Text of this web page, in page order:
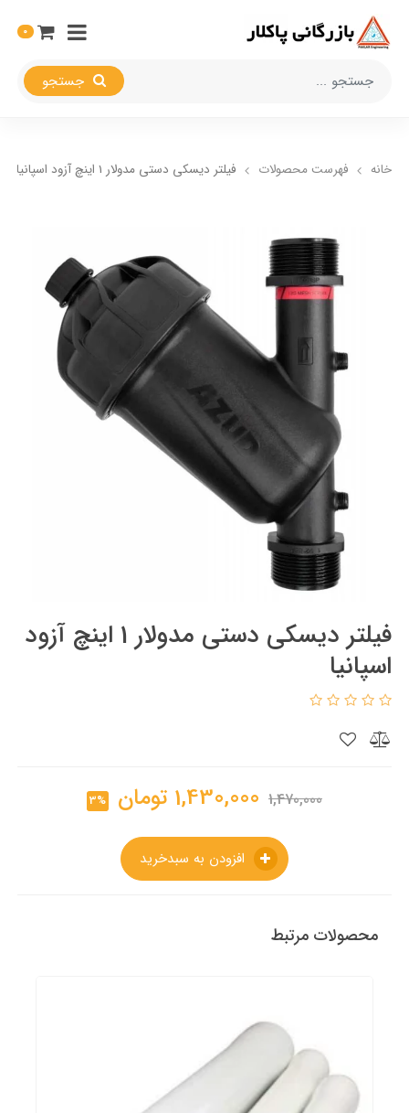
0
خانه فهرست محصولات فیلتر دیسکی دستی مدولار 1 اینچ آزود اسپانیا
فیلتر دیسکی دستی مدولار 1 اینچ آزود
اسپانیا
1,470,000
1,430,000 تومان 3%
محصولات مرتبط